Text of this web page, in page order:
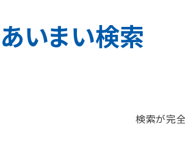
あいまい検索
検索が完